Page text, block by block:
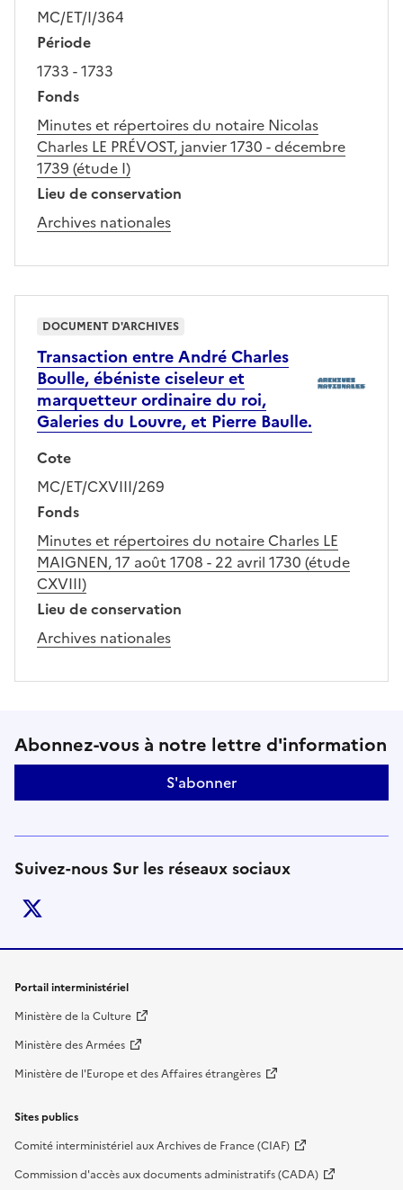
MC/ET/I/364
Période
1733 - 1733
Fonds
Minutes et répertoires du notaire Nicolas
Charles LE PRÉVOST, janvier 1730 - décembre
1739 (étude I)
Lieu de conservation
Archives nationales
Transaction entre André Charles
Boulle, ébéniste ciseleur et
marquetteur ordinaire du roi,
Galeries du Louvre, et Pierre Baulle.
Cote
MC/ET/CXVIII/269
Fonds
Minutes et répertoires du notaire Charles LE
MAIGNEN, 17 août 1708 - 22 avril 1730 (étude
CXVIII)
Lieu de conservation
Archives nationales
DOCUMENT D'ARCHIVES
Suivez-nous sur le réseaux
Abonnez-vous à notre lettre d'information
S'abonner
Suivez-nous Sur les réseaux sociaux
Liens de bas de page
Portail interministériel
Ministère de la Culture
Ministère des Armées
Ministère de l'Europe et des Affaires étrangères
Sites publics
Comité interministériel aux Archives de France (CIAF)
Commission d'accès aux documents administratifs (CADA)